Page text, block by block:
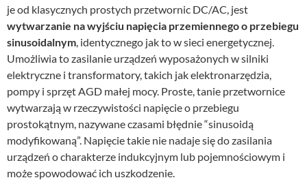
je od klasycznych prostych przetwornic DC/AC, jest
wytwarzanie na wyjściu napięcia przemiennego o przebiegu
sinusoidalnym , identycznego jak to w sieci energetycznej.
Umożliwia to zasilanie urządzeń wyposażonych w silniki
elektryczne i transformatory, takich jak elektronarzędzia,
pompy i sprzęt AGD małej mocy. Proste, tanie przetwornice
wytwarzają w rzeczywistości napięcie o przebiegu
prostokątnym, nazywane czasami błędnie “sinusoidą
modyfikowaną”. Napięcie takie nie nadaje się do zasilania
urządzeń o charakterze indukcyjnym lub pojemnościowym i
może spowodować ich uszkodzenie.